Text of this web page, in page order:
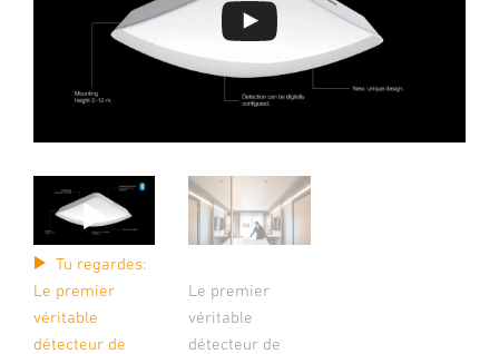
Tu regardes:
Le premier
véritable
détecteur de
Le premier
véritable
détecteur de